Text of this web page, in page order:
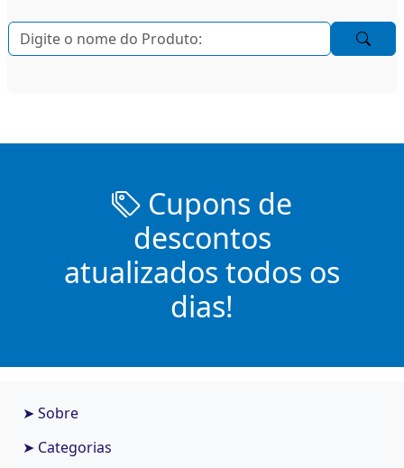
Cupons de
descontos
atualizados todos os
dias!
➤ Sobre
➤ Categorias